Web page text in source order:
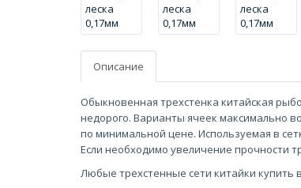
Описание
Обыкновенная трехстенка китайская
недорого. Варианты ячеек максимально
по минимальной цене. Используемая в
Если необходимо увеличение прочности
Любые трехстенные сети китайки купить